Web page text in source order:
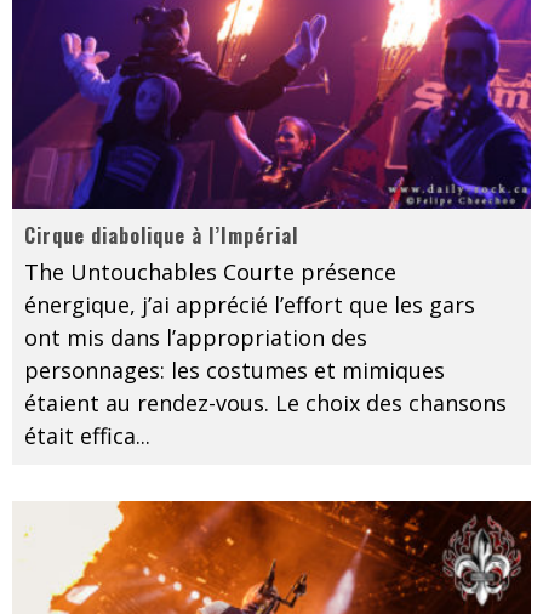
Cirque diabolique à l’Impérial
The Untouchables Courte présence
énergique, j’ai apprécié l’effort que les gars
ont mis dans l’appropriation des
personnages: les costumes et mimiques
étaient au rendez-vous. Le choix des chansons
était effica...